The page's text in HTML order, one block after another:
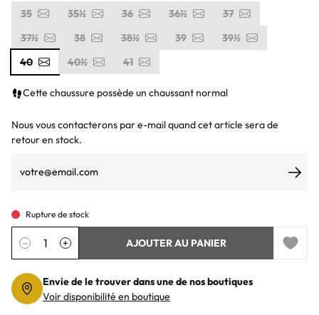
35
35½ 36 36½
37
37½
38 38½ 39
39½
40
40½ 41
Cette chaussure possède un chaussant normal
Nous vous contacterons par e-mail quand cet article sera de
retour en stock.
Rupture de stock
Quantité
− + AJOUTER AU PANIER
Add to
Envie de le trouver dans une de nos boutiques
Voir disponibilité en boutique